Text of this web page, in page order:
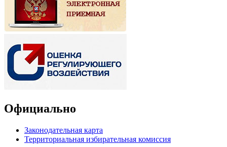
Официально
Законодательная карта
Территориальная избирательная комиссия